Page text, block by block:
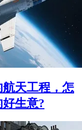
天工程，怎
生意?